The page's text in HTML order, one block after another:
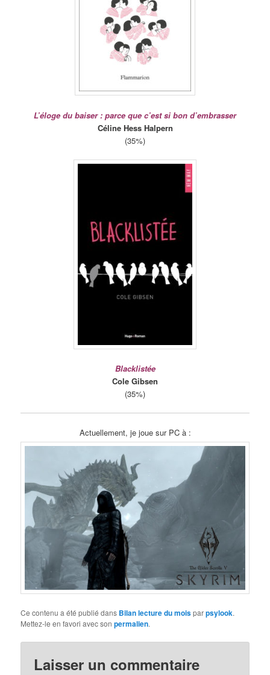
L’éloge du baiser : parce que c’est si bon d’embrasser
Céline Hess Halpern
(35%)
Blacklistée
Cole Gibsen
(35%)
Actuellement, je joue sur PC à :
Ce contenu a été publié dans Bilan lecture du moisparpsylook.
Mettez-le en favori avec sonpermalien.
Laisser un commentaire